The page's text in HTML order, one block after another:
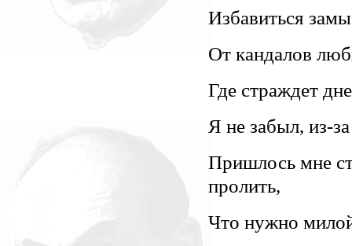
Избавиться
От кандалов
Где страждет
Я не забыл, из-
Пришлось мне
пролить,
Что нужно